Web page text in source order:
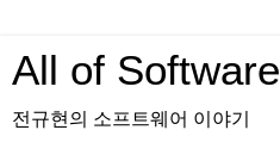
All of Software
전규현의 소프트웨어 이야기